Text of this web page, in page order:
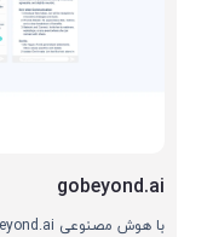
gobeyond.ai